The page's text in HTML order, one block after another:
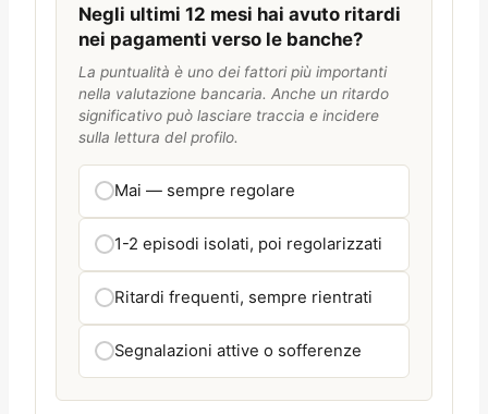
Negli ultimi 12 mesi hai avuto ritardi
nei pagamenti verso le banche?
La puntualità è uno dei fattori più importanti
nella valutazione bancaria. Anche un ritardo
significativo può lasciare traccia e incidere
sulla lettura del profilo.
Mai — sempre regolare
1-2 episodi isolati, poi regolarizzati
Ritardi frequenti, sempre rientrati
Segnalazioni attive o sofferenze